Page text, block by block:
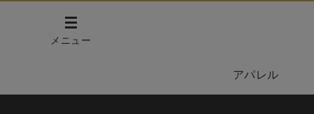
メニュー
アパレル